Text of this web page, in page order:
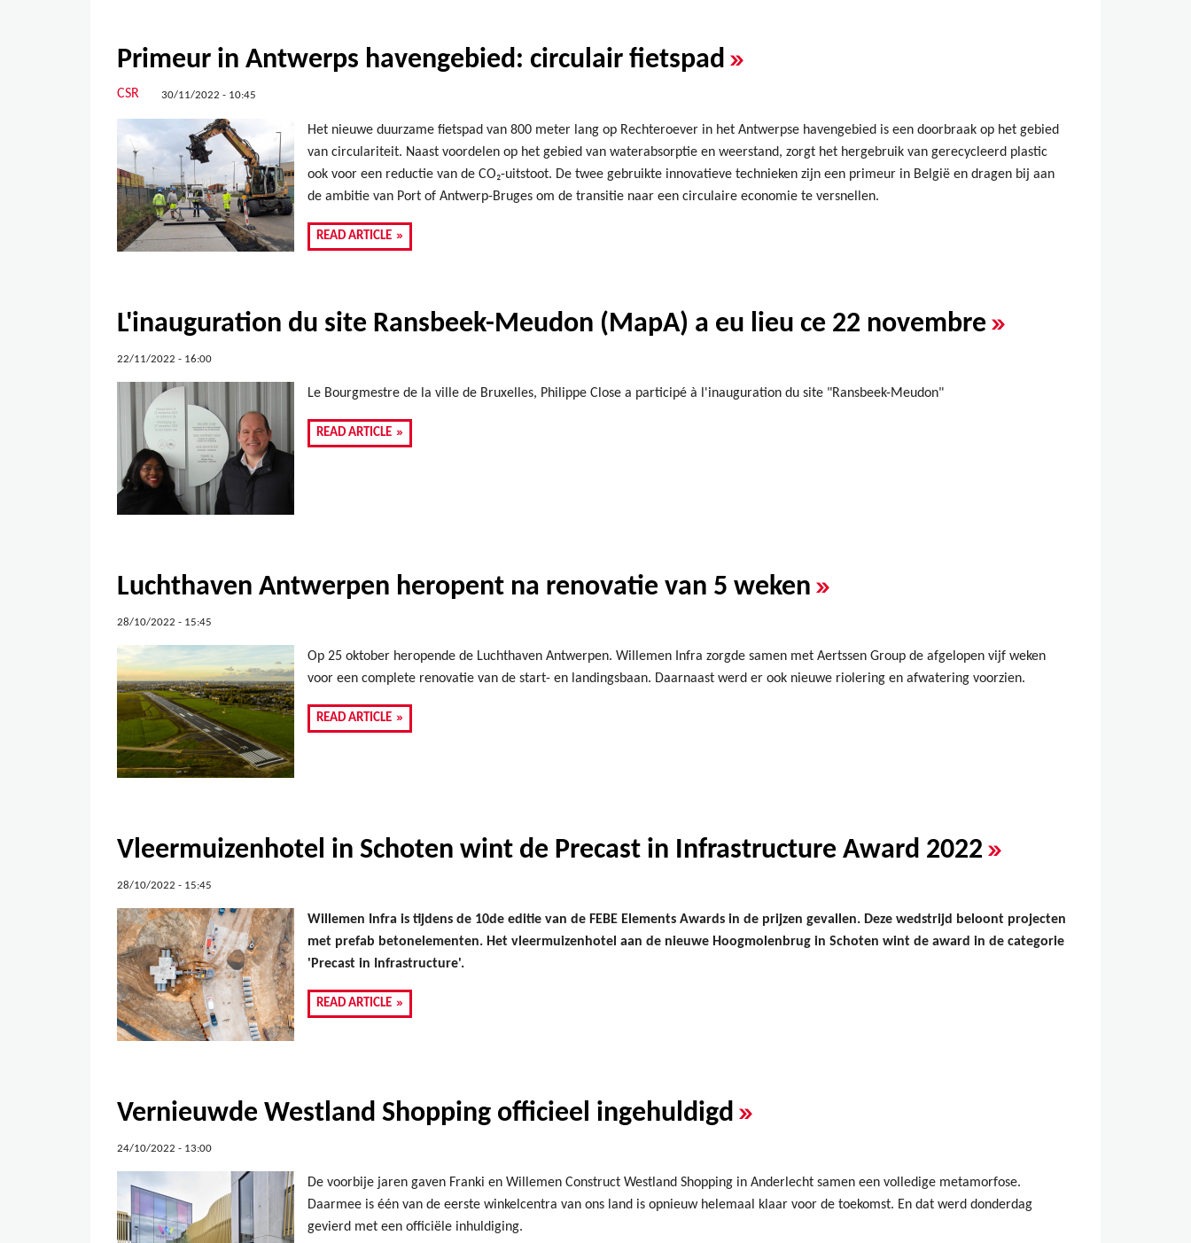
Primeur in Antwerps havengebied: circulair fietspad »
CSR 30/11/2022 - 10:45
Het nieuwe duurzame fietspad van 800 meter lang op Rechteroever in het Antwerpse havengebied is een doorbraak op het gebied
van circulariteit. Naast voordelen op het gebied van waterabsorptie en weerstand, zorgt het hergebruik van gerecycleerd plastic
ook voor een reductie van de CO₂-uitstoot. De twee gebruikte innovatieve technieken zijn een primeur in België en dragen bij aan
de ambitie van Port of Antwerp-Bruges om de transitie naar een circulaire economie te versnellen.
READ ARTICLE »
L'inauguration du site Ransbeek-Meudon (MapA) a eu lieu ce 22 novembre»
22/11/2022 - 16:00
Le Bourgmestre de la ville de Bruxelles, Philippe Close a participé à l'inauguration du site "Ransbeek-Meudon"
READ ARTICLE »
Luchthaven Antwerpen heropent na renovatie van 5 weken »
28/10/2022 - 15:45
Op 25 oktober heropende de Luchthaven Antwerpen. Willemen Infra zorgde samen met Aertssen Group de afgelopen vijf weken
voor een complete renovatie van de start- en landingsbaan. Daarnaast werd er ook nieuwe riolering en afwatering voorzien.
READ ARTICLE »
Vleermuizenhotel in Schoten wint de Precast in Infrastructure Award 2022»
28/10/2022 - 15:45
Willemen Infra is tijdens de 10de editie van de FEBE Elements Awards in de prijzen gevallen. Deze wedstrijd beloont projecten
met prefab betonelementen. Het vleermuizenhotel aan de nieuwe Hoogmolenbrug in Schoten wint de award in de categorie
'Precast in Infrastructure'.
READ ARTICLE »
Vernieuwde Westland Shopping officieel ingehuldigd »
24/10/2022 - 13:00
De voorbije jaren gaven Franki en Willemen Construct Westland Shopping in Anderlecht samen een volledige metamorfose.
Daarmee is één van de eerste winkelcentra van ons land is opnieuw helemaal klaar voor de toekomst. En dat werd donderdag
gevierd met een officiële inhuldiging.